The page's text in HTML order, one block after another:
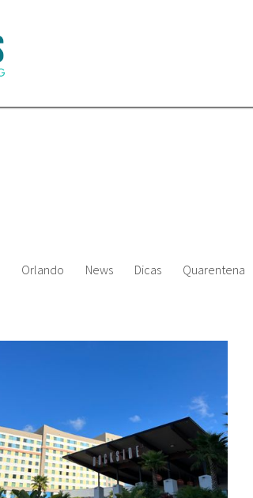
Orlando News Dicas Quarentena